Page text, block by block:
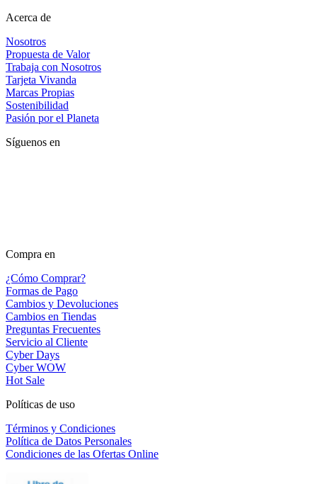
Acerca de
Nosotros
Propuesta de Valor
Trabaja con Nosotros
Tarjeta Vivanda
Marcas Propias
Sostenibilidad
Pasión por el Planeta
Síguenos en
Compra en
¿Cómo Comprar?
Formas de Pago
Cambios y Devoluciones
Cambios en Tiendas
Preguntas Frecuentes
Servicio al Cliente
Cyber Days
Cyber WOW
Hot Sale
Políticas de uso
Términos y Condiciones
Política de Datos Personales
Condiciones de las Ofertas Online